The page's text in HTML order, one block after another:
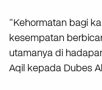
“Kehormatan bagi
kesempatan
utamanya di
Aqil kepada Dubes